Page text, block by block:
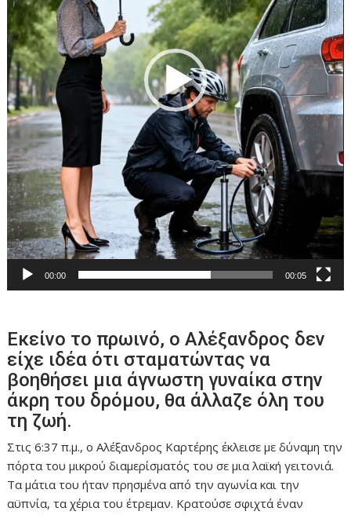
00:00 00:05
Εκείνο το πρωινό, ο Αλέξανδρος δεν
είχε ιδέα ότι σταματώντας να
βοηθήσει μια άγνωστη γυναίκα στην
άκρη του δρόμου, θα άλλαζε όλη του
τη ζωή.
Στις 6:37 π.μ., ο Αλέξανδρος Καρτέρης έκλεισε με δύναμη την
πόρτα του μικρού διαμερίσματός του σε μια λαϊκή γειτονιά.
Τα μάτια του ήταν πρησμένα από την αγωνία και την
αϋπνία, τα χέρια του έτρεμαν. Κρατούσε σφιχτά έναν